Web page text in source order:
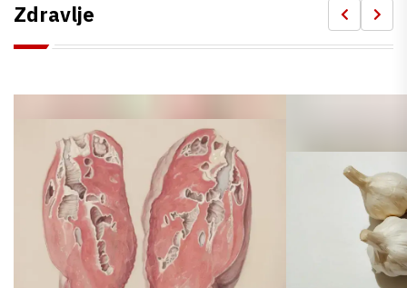
Zdravlje